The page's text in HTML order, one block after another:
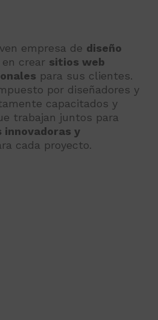
empresa de diseño
en crear sitios web
para sus clientes.
por diseñadores y
capacitados y
trabajan juntos para
innovadoras y
cada proyecto.